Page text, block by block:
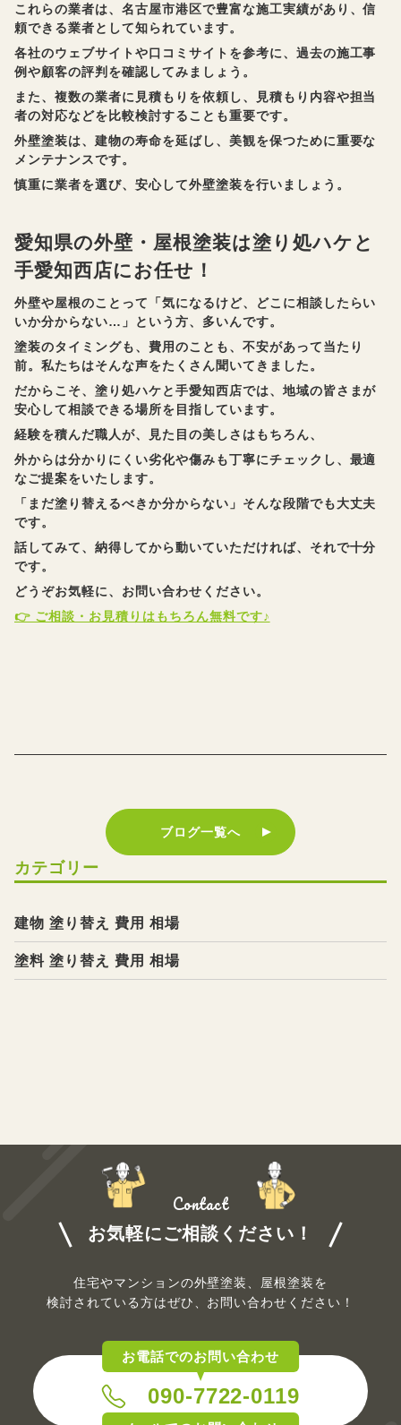
これらの業者は、名古屋市港区で豊富な施工実績があり、信
頼できる業者として知られています。
各社のウェブサイトや口コミサイトを参考に、過去の施工事
例や顧客の評判を確認してみましょう。
また、複数の業者に見積もりを依頼し、見積もり内容や担当
者の対応などを比較検討することも重要です。
外壁塗装は、建物の寿命を延ばし、美観を保つために重要な
メンテナンスです。
慎重に業者を選び、安心して外壁塗装を行いましょう。
愛知県の外壁・屋根塗装は塗り処ハケと
手愛知西店にお任せ！
外壁や屋根のことって「気になるけど、どこに相談したらい
いか分からない…」という方、多いんです。
塗装のタイミングも、費用のことも、不安があって当たり
前。私たちはそんな声をたくさん聞いてきました。
だからこそ、塗り処ハケと手愛知西店では、地域の皆さまが
安心して相談できる場所を目指しています。
経験を積んだ職人が、見た目の美しさはもちろん、
外からは分かりにくい劣化や傷みも丁寧にチェックし、最適
なご提案をいたします。
「まだ塗り替えるべきか分からない」そんな段階でも大丈夫
です。
話してみて、納得してから動いていただければ、それで十分
です。
どうぞお気軽に、お問い合わせください。
👉 ご相談・お見積りはもちろん無料です♪
ブログ一覧へ
カテゴリー
建物 塗り替え 費用 相場
塗料 塗り替え 費用 相場
Contact
お気軽にご相談ください！
住宅やマンションの外壁塗装、屋根塗装を
検討されている方はぜひ、お問い合わせください！
お電話でのお問い合わせ
090-7722-0119